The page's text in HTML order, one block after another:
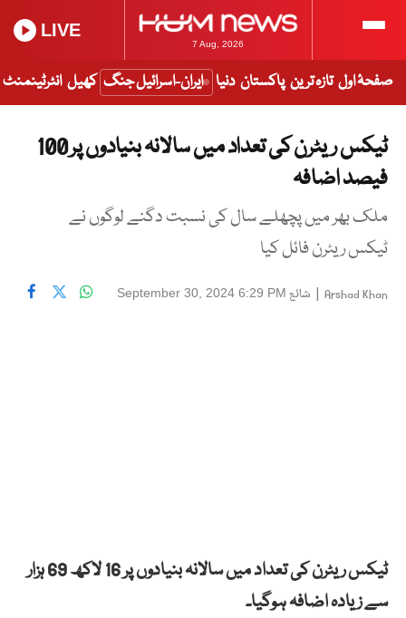
7 Aug, 2026
LIVE
صفحۂ اول تازہ ترین پاکستان دنیا ایران-اسرائیل جنگ کھیل انٹرٹینمنٹ
ٹیکس ریٹرن کی تعداد میں سالانہ بنیادوں پر 100
فیصد اضافہ
ملک بھر میں پچھلے سال کی نسبت دگنے لوگوں نے
ٹیکس ریٹرن فائل کیا
Arshad Khan
| شائع September 30, 2024 6:29 PM
ٹیکس ریٹرن کی تعداد میں سالانہ بنیادوں پر 16 لاکھ 69 ہزار
سے زیادہ اضافہ ہوگیا۔